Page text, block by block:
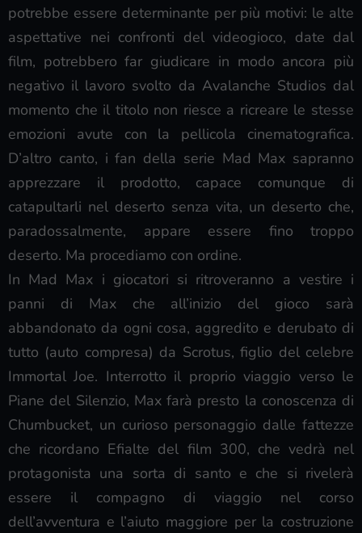
potrebbe essere determinante per più motivi: le alte
aspettative nei confronti del videogioco, date dal
film, potrebbero far giudicare in modo ancora più
negativo il lavoro svolto da Avalanche Studios dal
momento che il titolo non riesce a ricreare le stesse
emozioni avute con la pellicola cinematografica.
D’altro canto, i fan della serie Mad Max sapranno
apprezzare il prodotto, capace comunque di
catapultarli nel deserto senza vita, un deserto che,
paradossalmente, appare essere fino troppo
deserto. Ma procediamo con ordine.
In Mad Max i giocatori si ritroveranno a vestire i
panni di Max che all’inizio del gioco sarà
abbandonato da ogni cosa, aggredito e derubato di
tutto (auto compresa) da Scrotus, figlio del celebre
Immortal Joe. Interrotto il proprio viaggio verso le
Piane del Silenzio, Max farà presto la conoscenza di
Chumbucket, un curioso personaggio dalle fattezze
che ricordano Efialte del film 300, che vedrà nel
protagonista una sorta di santo e che si rivelerà
essere il compagno di viaggio nel corso
dell’avventura e l’aiuto maggiore per la costruzione